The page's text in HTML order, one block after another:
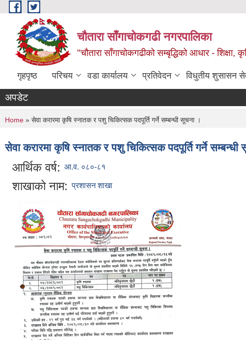
Skip to main content
चौतारा साँगाचोकगढी नगरपालिका
"चौतारा साँगाचोकगढीको सम्बृद्धिको आधार - शिक्षा,
गृहपृष्ठ परिचय वडा कार्यालय प्रतिवेदन विधुतीय शुसासन
अपडेट
You are here
Home » सेवा करारमा कृषि स्नातक र पशु चिकित्सक पदपूर्ति गर्ने सम्बन्धी सूचना ।
सेवा करारमा कृषि स्नातक र पशु चिकित्सक पदपूर्ति गर्ने सम्बन्धी
आर्थिक वर्ष: आ.व. ०८०-८१
शाखाको नाम: प्रशासन शाखा